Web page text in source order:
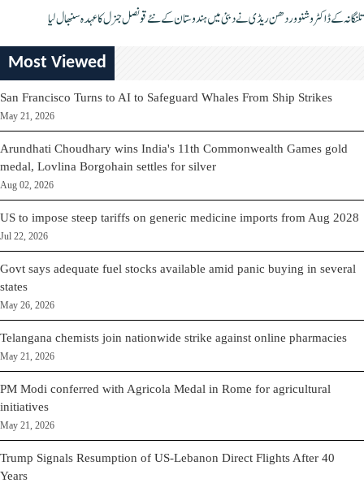
تلنگانہ کے ڈاکٹر وشنو وردھن ریڈی نے دبئی میں ہندوستان کے نئے قونصل جنرل کا عہدہ سنبھال لیا
Most Viewed
San Francisco Turns to AI to Safeguard Whales From Ship Strikes
May 21, 2026
Arundhati Choudhary wins India's 11th Commonwealth Games gold
medal, Lovlina Borgohain settles for silver
Aug 02, 2026
US to impose steep tariffs on generic medicine imports from Aug 2028
Jul 22, 2026
Govt says adequate fuel stocks available amid panic buying in several
states
May 26, 2026
Telangana chemists join nationwide strike against online pharmacies
May 21, 2026
PM Modi conferred with Agricola Medal in Rome for agricultural
initiatives
May 21, 2026
Trump Signals Resumption of US-Lebanon Direct Flights After 40
Years